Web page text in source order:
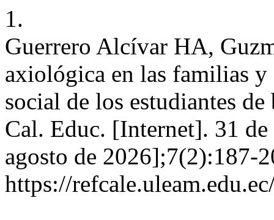
1.
Guerrero Alcívar HA,
axiológica en las familias
social de los estudiantes
Cal. Educ. [Internet]. 31
agosto de 2026];7(2):187-
https://